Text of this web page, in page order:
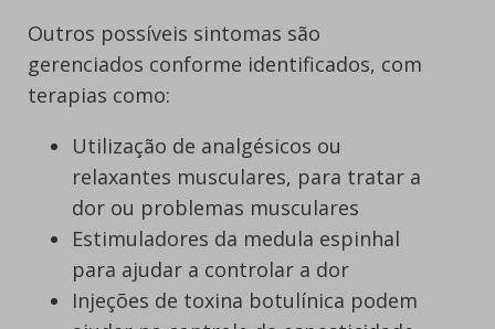
Outros possíveis sintomas são
gerenciados conforme identificados, com
terapias como:
Utilização de analgésicos ou
relaxantes musculares, para tratar a
dor ou problemas musculares
Estimuladores da medula espinhal
para ajudar a controlar a dor
Injeções de toxina botulínica podem